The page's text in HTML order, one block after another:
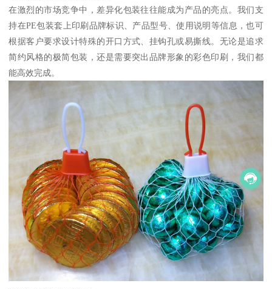
在激烈的市场竞争中，差异化包装往往能成为产品的亮点。我们支
持在PE包装套上印刷品牌标识、产品型号、使用说明等信息，也可
根据客户要求设计特殊的开口方式、挂钩孔或易撕线。无论是追求
简约风格的极简包装，还是需要突出品牌形象的彩色印刷，我们都
能高效完成。